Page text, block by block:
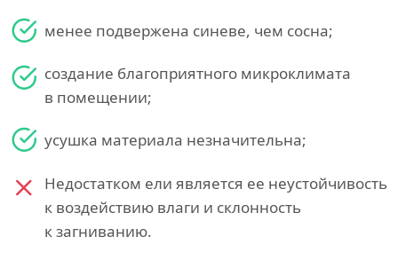
менее подвержена синеве, чем сосна;
создание благоприятного микроклимата
в помещении;
усушка материала незначительна;
Недостатком ели является ее неустойчивость
к воздействию влаги и склонность
к загниванию.